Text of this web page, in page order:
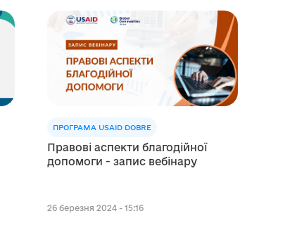
ПРОГРАМА USAID DOBRE
Правові аспекти благодійної
допомоги - запис вебінару
26 березня 2024 - 15:16